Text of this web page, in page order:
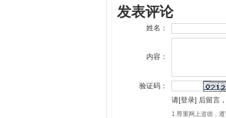
发表评论
姓名：
内容：
验证码：
请[登录] 后留言
1.尊重网上道德，